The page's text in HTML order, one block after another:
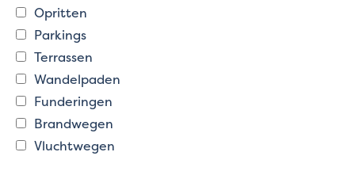
Opritten
Parkings
Terrassen
Wandelpaden
Funderingen
Brandwegen
Vluchtwegen